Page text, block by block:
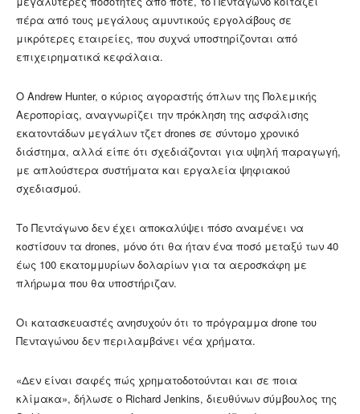
πέρα ​​από τους μεγάλους αμυντικούς εργολάβους σε
μικρότερες εταιρείες, που συχνά υποστηρίζονται από
επιχειρηματικά κεφάλαια.
Ο Andrew Hunter, ο κύριος αγοραστής όπλων της Πολεμικής
Αεροπορίας, αναγνωρίζει την πρόκληση της ασφάλισης
εκατοντάδων μεγάλων τζετ drones σε σύντομο χρονικό
διάστημα, αλλά είπε ότι σχεδιάζονται για υψηλή παραγωγή,
με απλούστερα συστήματα και εργαλεία ψηφιακού
σχεδιασμού.
Το Πεντάγωνο δεν έχει αποκαλύψει πόσο αναμένει να
κοστίσουν τα drones, μόνο ότι θα ήταν ένα ποσό μεταξύ των 40
έως 100 εκατομμυρίων δολαρίων για τα αεροσκάφη με
πλήρωμα που θα υποστήριζαν.
Οι κατασκευαστές ανησυχούν ότι το πρόγραμμα drone του
Πενταγώνου δεν περιλαμβάνει νέα χρήματα.
«Δεν είναι σαφές πώς χρηματοδοτούνται και σε ποια
κλίμακα», δήλωσε ο Richard Jenkins, διευθύνων σύμβουλος της